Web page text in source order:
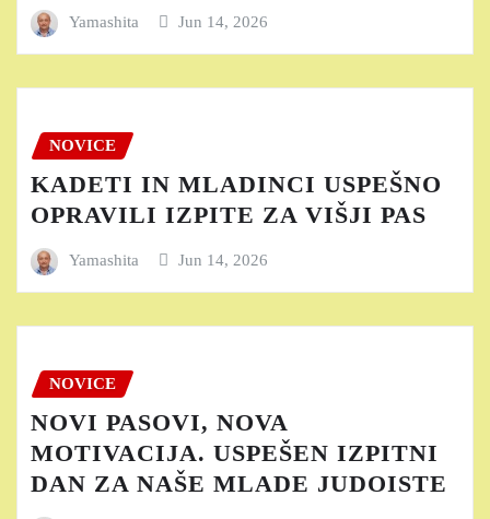
Yamashita Jun 14, 2026
NOVICE
KADETI IN MLADINCI USPEŠNO
OPRAVILI IZPITE ZA VIŠJI PAS
Yamashita Jun 14, 2026
NOVICE
NOVI PASOVI, NOVA
MOTIVACIJA. USPEŠEN IZPITNI
DAN ZA NAŠE MLADE JUDOISTE